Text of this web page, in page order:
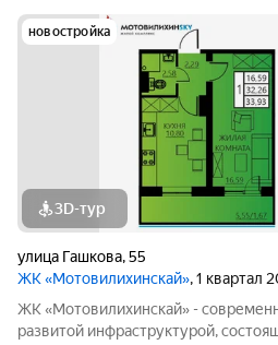
новостройка
3D-тур
улица Гашкова,55
ЖК «Мотовилихинскай», 1 квартал
ЖК «Мотовилихинскай» -
развитой инфраструктурой,